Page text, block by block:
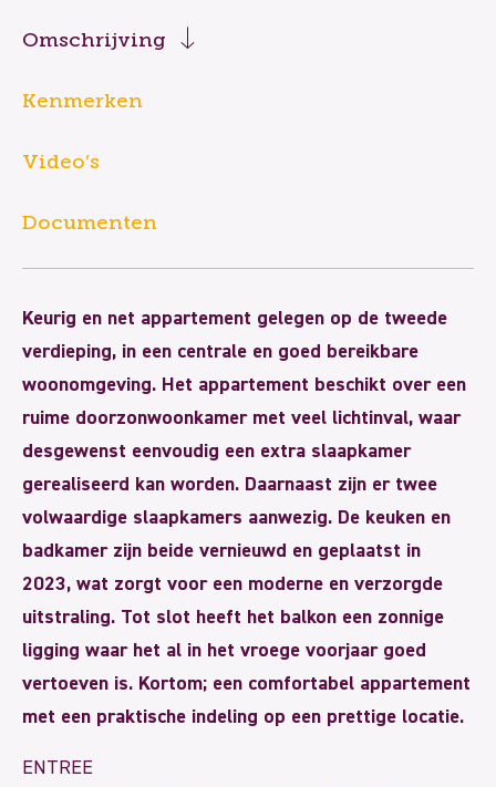
Omschrijving
Kenmerken
Video’s
Documenten
Keurig en net appartement gelegen op de tweede
verdieping, in een centrale en goed bereikbare
woonomgeving. Het appartement beschikt over een
ruime doorzonwoonkamer met veel lichtinval, waar
desgewenst eenvoudig een extra slaapkamer
gerealiseerd kan worden. Daarnaast zijn er twee
volwaardige slaapkamers aanwezig. De keuken en
badkamer zijn beide vernieuwd en geplaatst in
2023, wat zorgt voor een moderne en verzorgde
uitstraling. Tot slot heeft het balkon een zonnige
ligging waar het al in het vroege voorjaar goed
vertoeven is. Kortom; een comfortabel appartement
met een praktische indeling op een prettige locatie.
ENTREE